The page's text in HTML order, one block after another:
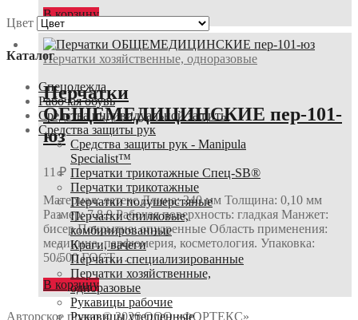
В корзину
Перчатки хозяйственные, одноразовые
Перчатки
ОБЩЕМЕДИЦИНСКИЕ пер-101-
юз
11₽
Материал: латекс Длина: 240 мм Толщина: 0,10 мм
Размер: 7,8,9 Рабочая поверхность: гладкая Манжет:
бисер Покрытие: опудренные Область применения:
медицина, парфюмерия, косметология. Упаковка:
50/500 ГОСТ…
В корзину
Авторское право © 2026 ООО «ФОРТЕКС»
Цвет
Каталог
Спецодежда
Рабочая обувь
Средства индивидуальной защиты
Средства защиты рук
Средства защиты рук - Manipula
Specialist™
Перчатки трикотажные Спец-SB®
Перчатки трикотажные
Перчатки полушерстяные
Перчатки спилковые,
комбинированные
Краги, вачеги
Перчатки специализированные
Перчатки хозяйственные,
одноразовые
Рукавицы рабочие
Рукавицы утепленные